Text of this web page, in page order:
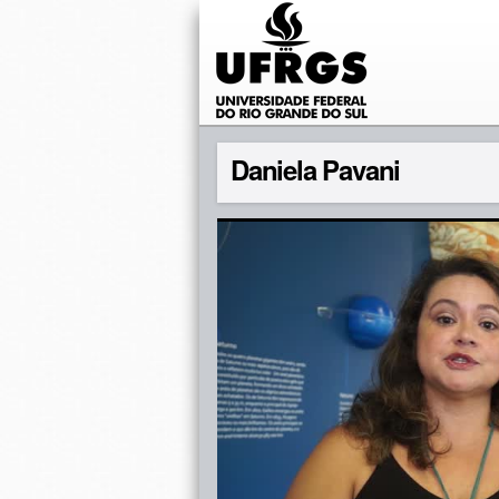
Daniela Pavani